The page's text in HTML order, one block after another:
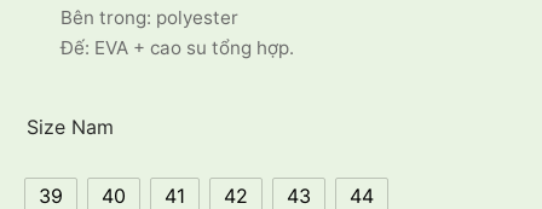
Bên trong: polyester
Đế: EVA + cao su tổng hợp.
Size Nam
39 40 41 42 43 44